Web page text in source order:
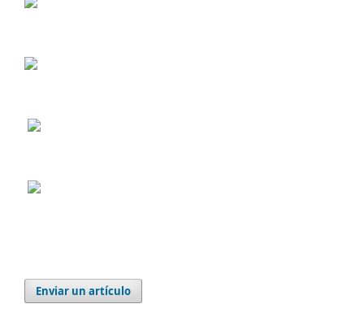
Enviar un artículo